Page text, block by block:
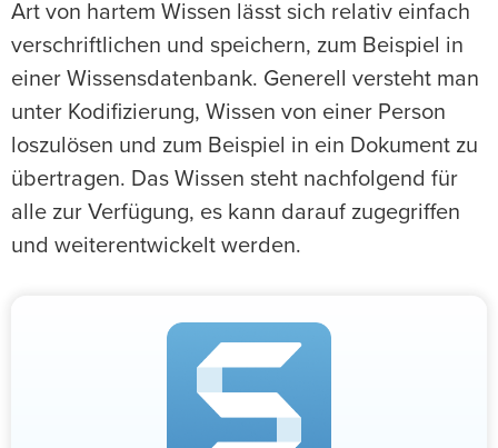
Art von hartem Wissen lässt sich relativ einfach
verschriftlichen und speichern, zum Beispiel in
einer Wissensdatenbank. Generell versteht man
unter Kodifizierung, Wissen von einer Person
loszulösen und zum Beispiel in ein Dokument zu
übertragen. Das Wissen steht nachfolgend für
alle zur Verfügung, es kann darauf zugegriffen
und weiterentwickelt werden.